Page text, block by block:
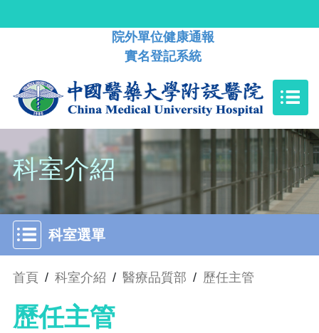
院外單位健康通報
實名登記系統
科室介紹
科室選單
首頁 / 科室介紹 / 醫療品質部 / 歷任主管
歷任主管